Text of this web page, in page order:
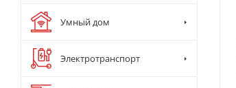
Умный дом
Электротранспорт